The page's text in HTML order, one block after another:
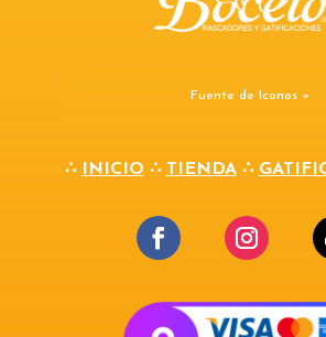
Fuente de Iconos »
∴ INICIO ∴ TIENDA∴